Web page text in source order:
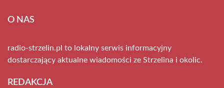
O NAS
radio-strzelin.pl to lokalny serwis informacyjny
dostarczający aktualne wiadomości ze Strzelina i okolic.
REDAKCJA